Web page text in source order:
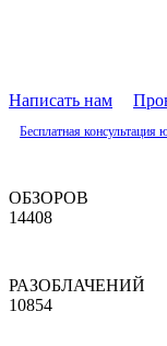
Написать нам
Бесплатная консультация
ОБЗОРОВ
14408
РАЗОБЛАЧЕНИЙ
10854